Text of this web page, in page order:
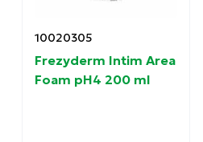
10020305
Frezyderm Intim Area
Foam pH4 200 ml